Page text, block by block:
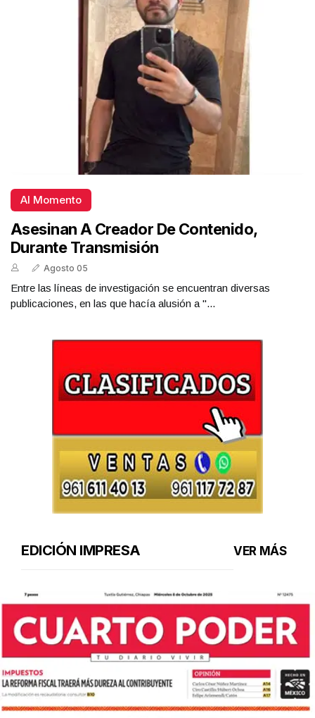
Al Momento
Asesinan A Creador De Contenido,
Durante Transmisión
Agosto 05
Entre las líneas de investigación se encuentran diversas
publicaciones, en las que hacía alusión a "...
EDICIÓN IMPRESA VER MÁS